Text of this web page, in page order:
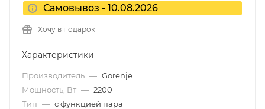
Самовывоз - 10.08.2026
Хочу в подарок
Характеристики
Производитель — Gorenje
Мощность, Вт — 2200
Тип — с функцией пара